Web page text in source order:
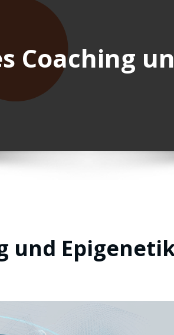
Coaching
und